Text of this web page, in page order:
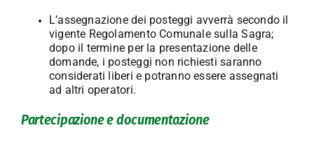
L’assegnazione dei posteggi avverrà secondo il
vigente Regolamento Comunale sulla Sagra;
dopo il termine per la presentazione delle
domande, i posteggi non richiesti saranno
considerati liberi e potranno essere assegnati
ad altri operatori.
Partecipazione e documentazione